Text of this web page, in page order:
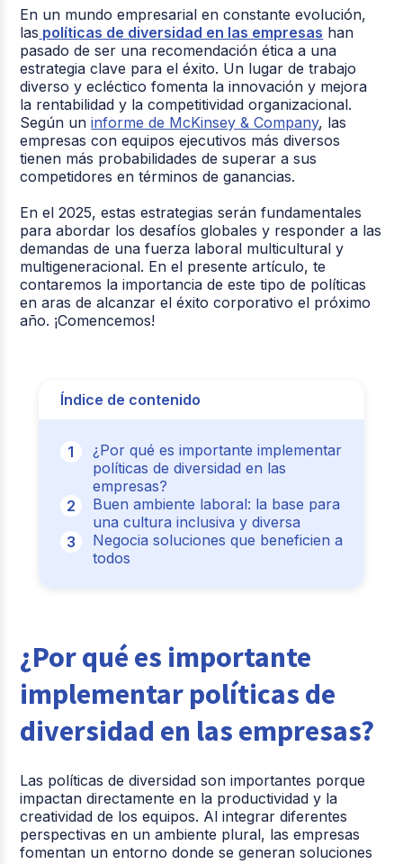
En un mundo empresarial en constante evolución,
las políticas de diversidad en las empresas han
pasado de ser una recomendación ética a una
estrategia clave para el éxito. Un lugar de trabajo
diverso y ecléctico fomenta la innovación y mejora
la rentabilidad y la competitividad organizacional.
Según uninforme de McKinsey & Company, las
empresas con equipos ejecutivos más diversos
tienen más probabilidades de superar a sus
competidores en términos de ganancias.
En el 2025, estas estrategias serán fundamentales
para abordar los desafíos globales y responder a las
demandas de una fuerza laboral multicultural y
multigeneracional. En el presente artículo, te
contaremos la importancia de este tipo de políticas
en aras de alcanzar el éxito corporativo el próximo
año. ¡Comencemos!
Índice de contenido
¿Por qué es importante implementar
políticas de diversidad en las
empresas?
Buen ambiente laboral: la base para
una cultura inclusiva y diversa
Negocia soluciones que beneficien a
todos
¿Por qué es importante
implementar políticas de
diversidad en las empresas?
Las políticas de diversidad son importantes porque
impactan directamente en la productividad y la
creatividad de los equipos. Al integrar diferentes
perspectivas en un ambiente plural, las empresas
fomentan un entorno donde se generan soluciones